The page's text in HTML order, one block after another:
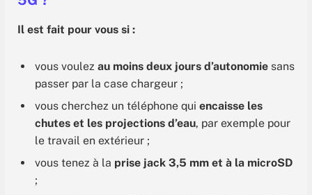
Il est fait pour vous si :
vous voulez au moins deux jours d’autonomie sans
passer par la case chargeur ;
vous cherchez un téléphone qui encaisse les
chutes et les projections d’eau, par exemple pour
le travail en extérieur ;
vous tenez à la prise jack 3,5 mm et à la microSD
;